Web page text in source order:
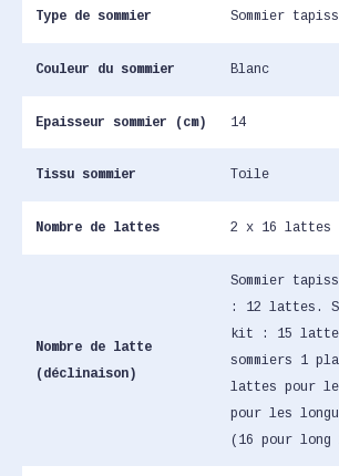
Type de sommier Sommier
Couleur du sommier Blanc
Epaisseur sommier (cm) 14
Tissu sommier Toile
Nombre de lattes 2 x 16 lattes
Nombre de latte
(déclinaison)
Sommier
: 12 lattes.
kit : 15
sommiers 1
lattes pour
pour les
(16 pour long